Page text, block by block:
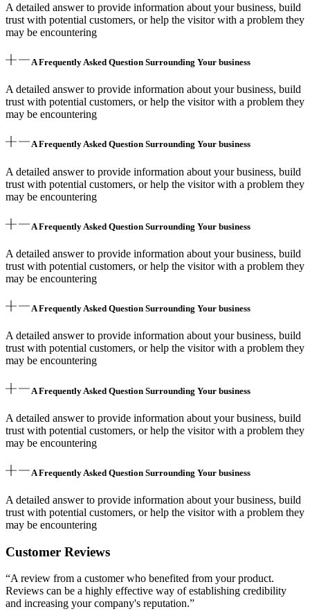
A detailed answer to provide information about your business, build
trust with potential customers, or help the visitor with a problem they
may be encountering
A Frequently Asked Question Surrounding Your business
A detailed answer to provide information about your business, build
trust with potential customers, or help the visitor with a problem they
may be encountering
A Frequently Asked Question Surrounding Your business
A detailed answer to provide information about your business, build
trust with potential customers, or help the visitor with a problem they
may be encountering
A Frequently Asked Question Surrounding Your business
A detailed answer to provide information about your business, build
trust with potential customers, or help the visitor with a problem they
may be encountering
A Frequently Asked Question Surrounding Your business
A detailed answer to provide information about your business, build
trust with potential customers, or help the visitor with a problem they
may be encountering
A Frequently Asked Question Surrounding Your business
A detailed answer to provide information about your business, build
trust with potential customers, or help the visitor with a problem they
may be encountering
A Frequently Asked Question Surrounding Your business
A detailed answer to provide information about your business, build
trust with potential customers, or help the visitor with a problem they
may be encountering
Customer Reviews
“A review from a customer who benefited from your product.
Reviews can be a highly effective way of establishing credibility
and increasing your company's reputation.”